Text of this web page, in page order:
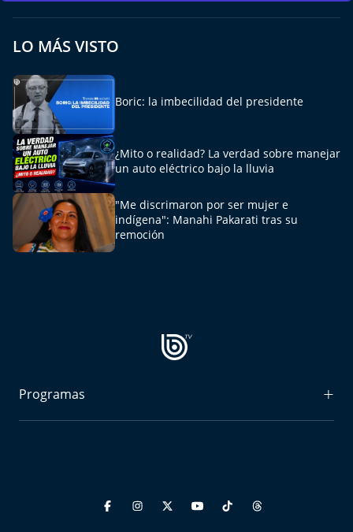
Chile, Historia de 30 años
Carrera a La Moneda
Aquí Estamos
Sello de raza
LO MÁS VISTO
Boric: la imbecilidad del presidente
¿Mito o realidad? La verdad sobre manejar
un auto eléctrico bajo la lluvia
"Me discrimaron por ser mujer e
indígena": Manahi Pakarati tras su
remoción
Programas
Podría Ser Peor